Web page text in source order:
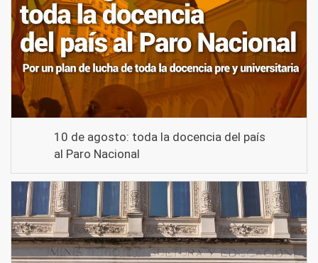
10 de agosto: toda la docencia del país
al Paro Nacional